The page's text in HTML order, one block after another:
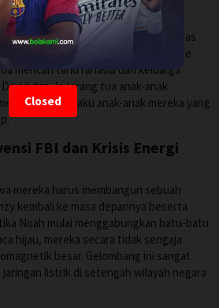
Closed
tunangannya, Naomi (Kathryn
bahwa Noah telah menembus batas
dan menyentuh ranah mistisisme
mencari tahu rahasia dari keluarga
dan Jo (orang tua anak-anak
tingkah laku anak-anak mereka yang
FBI dan Krisis Energi
mereka harus membangun sebuah
kembali ke masa depannya beserta
Noah mulai menggabungkan batu-batu
hijau, mereka secara tidak sengaja
besar. Gelombang ini sangat
listrik di setengah wilayah negara